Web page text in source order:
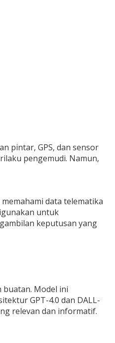
pintar, GPS, dan sensor
pengemudi. Namun,
data telematika
untuk
keputusan yang
buatan. Model ini
GPT-4.0 dan DALL-
relevan dan informatif.